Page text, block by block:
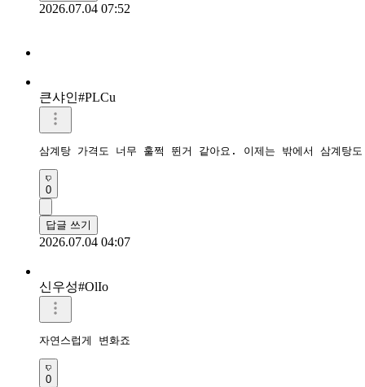
2026.07.04 07:52
큰샤인#PLCu
삼계탕 가격도 너무 훌쩍 뛴거 같아요. 이제는 밖에서 삼계탕
0
답글 쓰기
2026.07.04 04:07
신우성#OlIo
자연스럽게 변화죠
0